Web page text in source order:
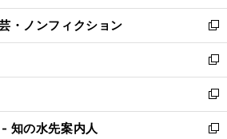
開
く
ウ
で
開
く
ン
ド
ウ
で
開
く
ウ
ィ
ン
ド
ウ
で
開
く
・ノンフィクション
新
し
い
ウ
ィ
ン
ド
新
し
い
ウ
ィ
新
し
い
知の水先案内人
新